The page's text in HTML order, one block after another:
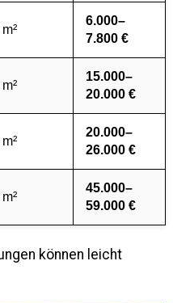
6.000–
7.800 €
15.000–
20.000 €
20.000–
26.000 €
45.000–
59.000 €
können leicht